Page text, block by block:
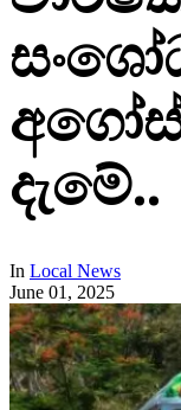
දැමේ..
In Local News
June 01, 2025